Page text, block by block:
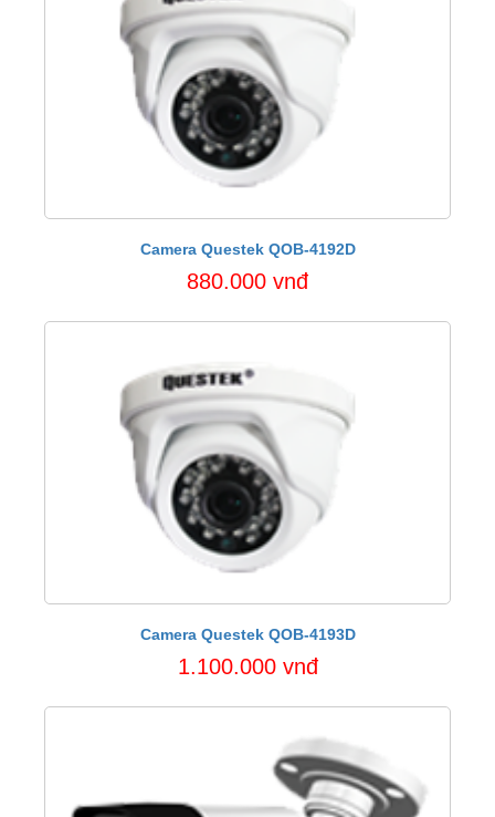
Camera Questek QOB-4192D
880.000 vnđ
Camera Questek QOB-4193D
1.100.000 vnđ